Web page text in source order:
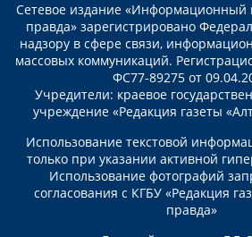
Сетевое издание «Информационный
правда» зарегистрировано
надзору в сфере связи,
массовых коммуникаций.
ФС77-89275 от
Учредители: краевое
учреждение «Редакция газеты
Использование текстовой
только при указании активной
Использование фотографий
согласования с КГБУ «Редакция
правда»